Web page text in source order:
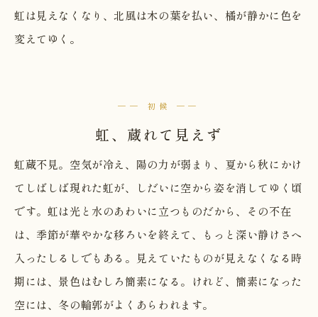
虹は見えなくなり、北風は木の葉を払い、橘が静かに色を
変えてゆく。
── 初候 ──
虹、蔵れて見えず
虹蔵不見。空気が冷え、陽の力が弱まり、夏から秋にかけ
てしばしば現れた虹が、しだいに空から姿を消してゆく頃
です。虹は光と水のあわいに立つものだから、その不在
は、季節が華やかな移ろいを終えて、もっと深い静けさへ
入ったしるしでもある。見えていたものが見えなくなる時
期には、景色はむしろ簡素になる。けれど、簡素になった
空には、冬の輪郭がよくあらわれます。